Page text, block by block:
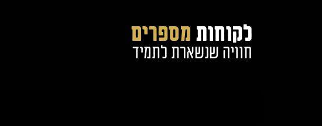
לקוחות מספרים
חוויה שנשארת לתמיד